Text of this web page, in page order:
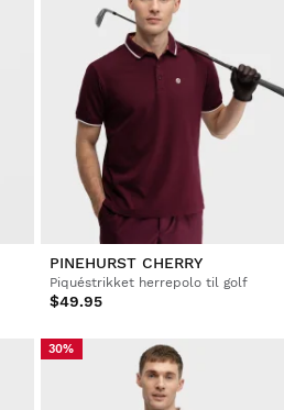
PINEHURST CHERRY
Piquéstrikket herrepolo til golf
$49.95
30%